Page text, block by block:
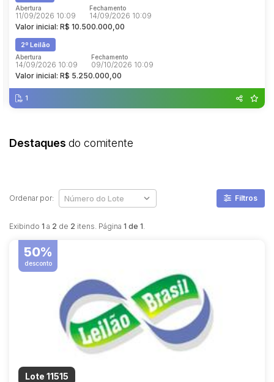
Abertura
11/09/2026 10:09
Fechamento
14/09/2026 10:09
Valor inicial: R$ 10.500.000,00
2º Leilão
Abertura
14/09/2026 10:09
Fechamento
09/10/2026 10:09
Valor inicial: R$ 5.250.000,00
1
Destaques do comitente
Exibindo 1 a 2 de 2 itens. Página 1 de 1.
Ordenar por: Filtros
50%
desconto
Lote 11515